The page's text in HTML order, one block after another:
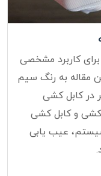
کاربرد مشخصی
مقاله به رنگ سیم
در کابل کشی
و کابل کشی
عیب یابی